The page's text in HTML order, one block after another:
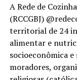
A Rede de
(RCCGBJ)
territorial de 24
alimentar e
socioeconômica e
moradores,